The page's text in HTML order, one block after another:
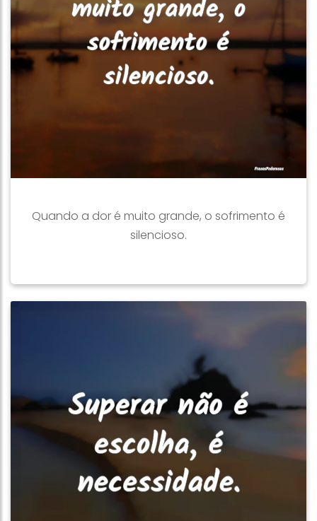
Quando a dor é muito grande, o sofrimento é
silencioso.